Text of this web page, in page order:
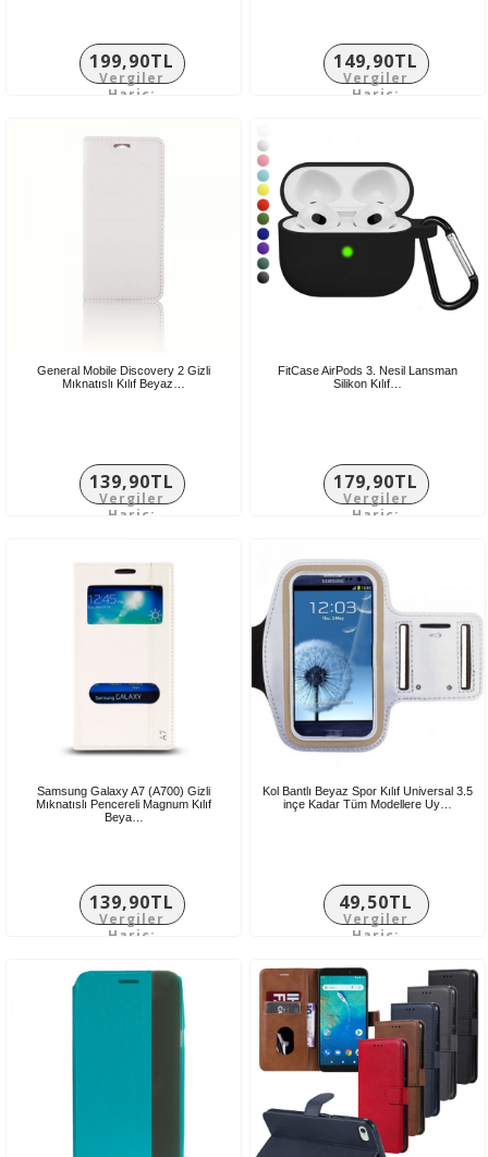
199,90TL
Vergiler
Hariç:
149,90TL
Vergiler
Hariç:
General Mobile Discovery 2 Gizli
Mıknatıslı Kılıf Beyaz…
139,90TL
Vergiler
Hariç:
FitCase AirPods 3. Nesil Lansman
Silikon Kılıf…
179,90TL
Vergiler
Hariç:
Samsung Galaxy A7 (A700) Gizli
Mıknatıslı Pencereli Magnum Kılıf
Beya…
139,90TL
Vergiler
Hariç:
Kol Bantlı Beyaz Spor Kılıf Universal 3.5
inçe Kadar Tüm Modellere Uy…
49,50TL
Vergiler
Hariç: